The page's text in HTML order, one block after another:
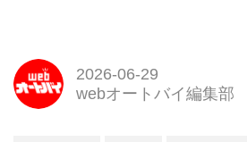
2026-06-29
webオートバイ編集部